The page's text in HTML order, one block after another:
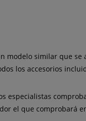
similar que
los accesorios
especialistas
el que comprobará